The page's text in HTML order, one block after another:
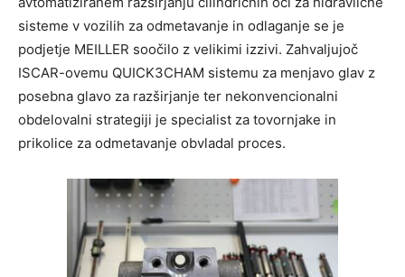
sisteme v vozilih za odmetavanje in odlaganje se je
podjetje MEILLER soočilo z velikimi izzivi. Zahvaljujoč
ISCAR-ovemu QUICK3CHAM sistemu za menjavo glav z
posebna glavo za razširjanje ter nekonvencionalni
obdelovalni strategiji je specialist za tovornjake in
prikolice za odmetavanje obvladal proces.